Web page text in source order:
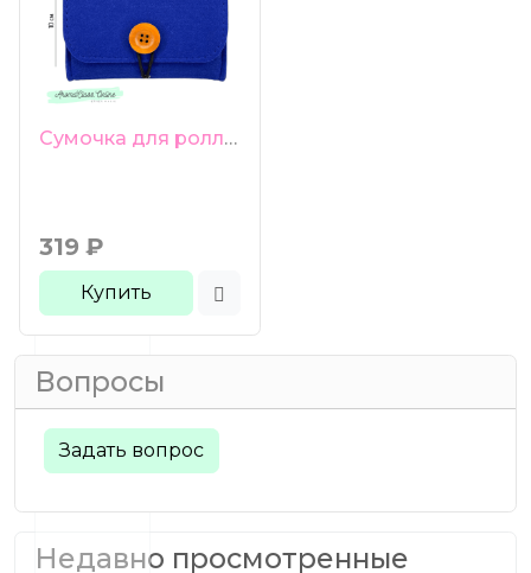
Сумочка для роллеров 6 ячеек синяя
319 ₽
Купить
Вопросы
Задать вопрос
Недавно просмотренные